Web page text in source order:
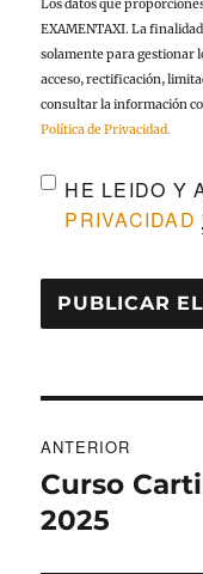
Los datos que
EXAMENTAXI. La
solamente para gestionar
acceso, rectificación,
consultar la información
Política de Privacidad.
HE LEIDO Y
PRIVACIDAD
de
entradas
ANTERIOR
Entrada
anterior:
Curso
2025